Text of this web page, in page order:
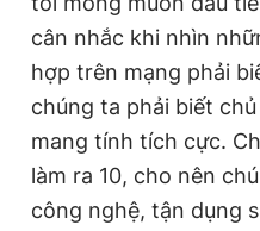
cân nhắc khi nhìn
hợp trên mạng phải
chúng ta phải biết
mang tính tích cực.
làm ra 10, cho nên
công nghệ, tận dụng